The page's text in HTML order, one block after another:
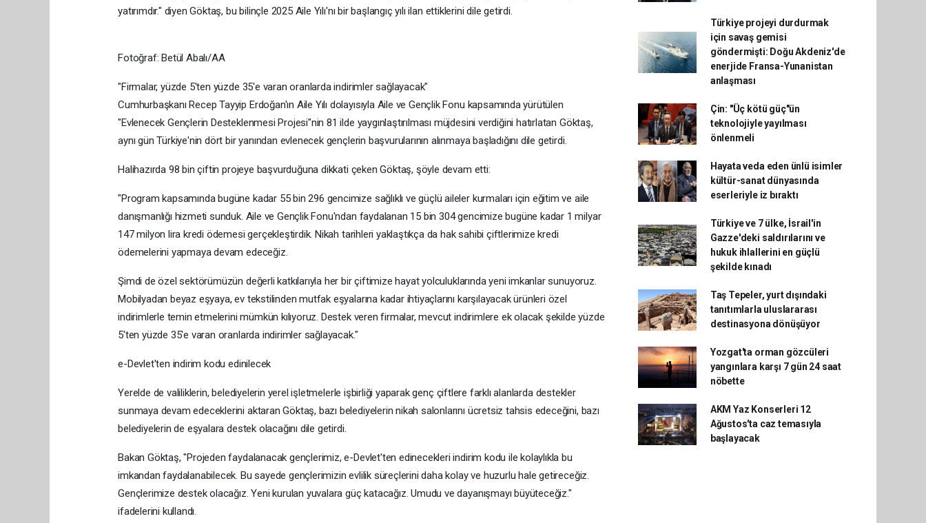
yatırımdır." diyen Göktaş, bu bilinçle 2025 Aile Yılı'nı bir başlangıç yılı ilan ettiklerini dile getirdi.
Fotoğraf: Betül Abalı/AA
"Firmalar, yüzde 5'ten yüzde 35'e varan oranlarda indirimler sağlayacak"
Cumhurbaşkanı Recep Tayyip Erdoğan'ın Aile Yılı dolayısıyla Aile ve Gençlik Fonu kapsamında yürütülen
"Evlenecek Gençlerin Desteklenmesi Projesi"nin 81 ilde yaygınlaştırılması müjdesini verdiğini hatırlatan Göktaş,
aynı gün Türkiye'nin dört bir yanından evlenecek gençlerin başvurularının alınmaya başladığını dile getirdi.
Halihazırda 98 bin çiftin projeye başvurduğuna dikkati çeken Göktaş, şöyle devam etti:
"Program kapsamında bugüne kadar 55 bin 296 gencimize sağlıklı ve güçlü aileler kurmaları için eğitim ve aile
danışmanlığı hizmeti sunduk. Aile ve Gençlik Fonu'ndan faydalanan 15 bin 304 gencimize bugüne kadar 1 milyar
147 milyon lira kredi ödemesi gerçekleştirdik. Nikah tarihleri yaklaştıkça da hak sahibi çiftlerimize kredi
ödemelerini yapmaya devam edeceğiz.
Şimdi de özel sektörümüzün değerli katkılarıyla her bir çiftimize hayat yolculuklarında yeni imkanlar sunuyoruz.
Mobilyadan beyaz eşyaya, ev tekstilinden mutfak eşyalarına kadar ihtiyaçlarını karşılayacak ürünleri özel
indirimlerle temin etmelerini mümkün kılıyoruz. Destek veren firmalar, mevcut indirimlere ek olacak şekilde yüzde
5'ten yüzde 35'e varan oranlarda indirimler sağlayacak."
e-Devlet'ten indirim kodu edinilecek
Yerelde de valiliklerin, belediyelerin yerel işletmelerle işbirliği yaparak genç çiftlere farklı alanlarda destekler
sunmaya devam edeceklerini aktaran Göktaş, bazı belediyelerin nikah salonlarını ücretsiz tahsis edeceğini, bazı
belediyelerin de eşyalara destek olacağını dile getirdi.
Bakan Göktaş, "Projeden faydalanacak gençlerimiz, e-Devlet'ten edinecekleri indirim kodu ile kolaylıkla bu
imkandan faydalanabilecek. Bu sayede gençlerimizin evlilik süreçlerini daha kolay ve huzurlu hale getireceğiz.
Gençlerimize destek olacağız. Yeni kurulan yuvalara güç katacağız. Umudu ve dayanışmayı büyüteceğiz."
ifadelerini kullandı.
Türkiye projeyi durdurmak
için savaş gemisi
göndermişti: Doğu Akdeniz'de
enerjide Fransa-Yunanistan
anlaşması
Çin: "Üç kötü güç"ün
teknolojiyle yayılması
önlenmeli
Hayata veda eden ünlü isimler
kültür-sanat dünyasında
eserleriyle iz bıraktı
Türkiye ve 7 ülke, İsrail'in
Gazze'deki saldırılarını ve
hukuk ihlallerini en güçlü
şekilde kınadı
Taş Tepeler, yurt dışındaki
tanıtımlarla uluslararası
destinasyona dönüşüyor
Yozgat'ta orman gözcüleri
yangınlara karşı 7 gün 24 saat
nöbette
AKM Yaz Konserleri 12
Ağustos'ta caz temasıyla
başlayacak